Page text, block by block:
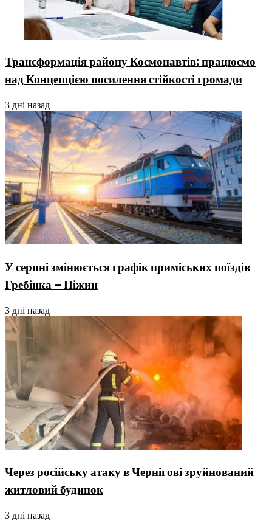
Трансформація району Космонавтів: працюємо
над Концепцією посилення стійкості громади
3 дні назад
У серпні змінюється графік приміських поїздів
Гребінка – Ніжин
3 дні назад
Через російську атаку в Чернігові зруйнований
житловий будинок
3 дні назад